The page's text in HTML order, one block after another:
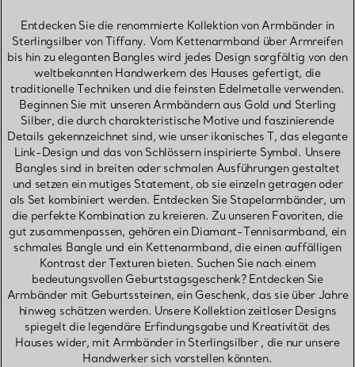
Entdecken Sie die renommierte Kollektion von Armbänder in
Sterlingsilber von Tiffany. Vom Kettenarmband über Armreifen
bis hin zu eleganten Bangles wird jedes Design sorgfältig von den
weltbekannten Handwerkern des Hauses gefertigt, die
traditionelle Techniken und die feinsten Edelmetalle verwenden.
Beginnen Sie mit unseren Armbändern aus Gold und Sterling
Silber, die durch charakteristische Motive und faszinierende
Details gekennzeichnet sind, wie unser ikonisches T, das elegante
Link-Design und das von Schlössern inspirierte Symbol. Unsere
Bangles sind in breiten oder schmalen Ausführungen gestaltet
und setzen ein mutiges Statement, ob sie einzeln getragen oder
als Set kombiniert werden. Entdecken Sie Stapelarmbänder, um
die perfekte Kombination zu kreieren. Zu unseren Favoriten, die
gut zusammenpassen, gehören ein Diamant-Tennisarmband, ein
schmales Bangle und ein Kettenarmband, die einen auffälligen
Kontrast der Texturen bieten. Suchen Sie nach einem
bedeutungsvollen Geburtstagsgeschenk? Entdecken Sie
Armbänder mit Geburtssteinen, ein Geschenk, das sie über Jahre
hinweg schätzen werden. Unsere Kollektion zeitloser Designs
spiegelt die legendäre Erfindungsgabe und Kreativität des
Hauses wider, mit Armbänder in Sterlingsilber , die nur unsere
Handwerker sich vorstellen könnten.